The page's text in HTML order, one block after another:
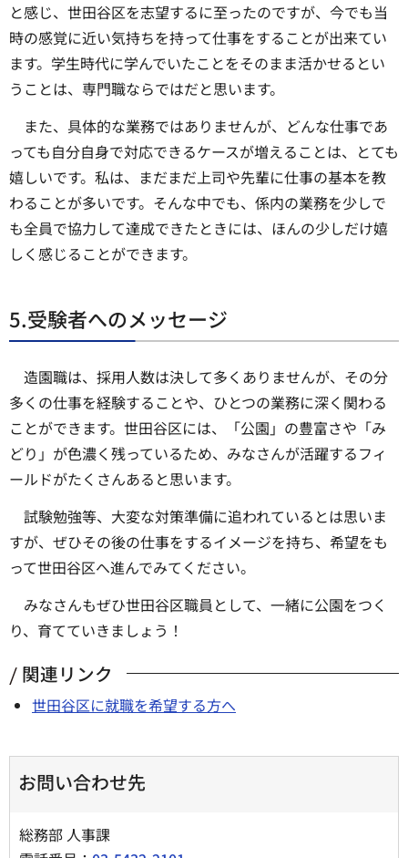
と感じ、世田谷区を志望するに至ったのですが、今でも当
時の感覚に近い気持ちを持って仕事をすることが出来てい
ます。学生時代に学んでいたことをそのまま活かせるとい
うことは、専門職ならではだと思います。
また、具体的な業務ではありませんが、どんな仕事であ
っても自分自身で対応できるケースが増えることは、とても
嬉しいです。私は、まだまだ上司や先輩に仕事の基本を教
わることが多いです。そんな中でも、係内の業務を少しで
も全員で協力して達成できたときには、ほんの少しだけ嬉
しく感じることができます。
5.受験者へのメッセージ
造園職は、採用人数は決して多くありませんが、その分
多くの仕事を経験することや、ひとつの業務に深く関わる
ことができます。世田谷区には、「公園」の豊富さや「み
どり」が色濃く残っているため、みなさんが活躍するフィ
ールドがたくさんあると思います。
試験勉強等、大変な対策準備に追われているとは思いま
すが、ぜひその後の仕事をするイメージを持ち、希望をも
って世田谷区へ進んでみてください。
みなさんもぜひ世田谷区職員として、一緒に公園をつく
り、育てていきましょう！
関連リンク
世田谷区に就職を希望する方へ
お問い合わせ先
総務部 人事課